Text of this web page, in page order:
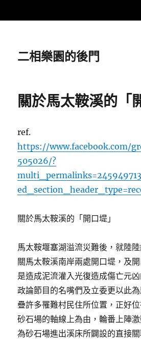
二相樂園的後門
關於馬太鞍溪的「
ref.
https://www.facebook.com/
505026/?
關於馬太鞍溪的「開口堤」
馬太鞍堰塞湖溢流災難後，就陸
關馬太鞍溪南岸兩處開口堤，及
是造成泥流灌入光復造成傷亡元
政論節目的名嘴們及立委更以此
疊許多罹難村民住所位置，正好
砂石場的軸線上為由，輪番上陣
為砂石場進出溪床所闢設的直接